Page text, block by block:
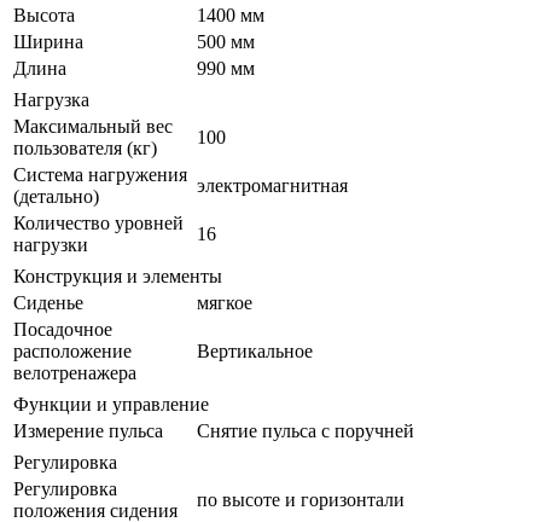
Высота
1400 мм
Ширина
500 мм
Длина
990 мм
Нагрузка
Максимальный вес
пользователя (кг)
100
Система нагружения
(детально)
электромагнитная
Количество уровней
нагрузки
16
Конструкция и элементы
Сиденье
мягкое
Посадочное
расположение
велотренажера
Вертикальное
Функции и управление
Измерение пульса
Снятие пульса с поручней
Регулировка
Регулировка
положения сидения
по высоте и горизонтали